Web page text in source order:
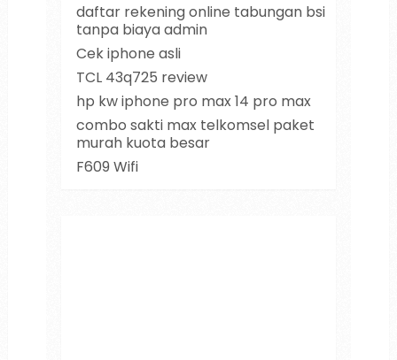
daftar rekening online tabungan bsi
tanpa biaya admin
Cek iphone asli
TCL 43q725 review
hp kw iphone pro max 14 pro max
combo sakti max telkomsel paket
murah kuota besar
F609 Wifi